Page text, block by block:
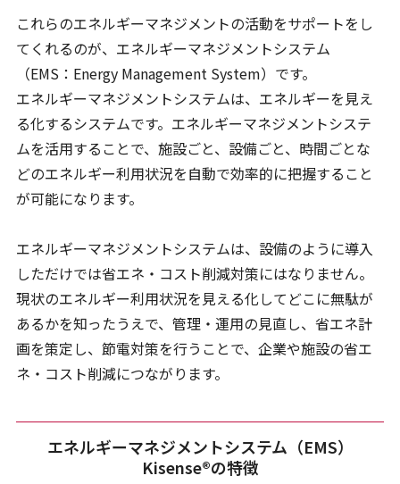
これらのエネルギーマネジメントの活動をサポートをし
てくれるのが、エネルギーマネジメントシステム
（EMS：Energy Management System）です。
エネルギーマネジメントシステムは、エネルギーを見え
る化するシステムです。エネルギーマネジメントシステ
ムを活用することで、施設ごと、設備ごと、時間ごとな
どのエネルギー利用状況を自動で効率的に把握すること
が可能になります。
エネルギーマネジメントシステムは、設備のように導入
しただけでは省エネ・コスト削減対策にはなりません。
現状のエネルギー利用状況を見える化してどこに無駄が
あるかを知ったうえで、管理・運用の見直し、省エネ計
画を策定し、節電対策を行うことで、企業や施設の省エ
ネ・コスト削減につながります。
エネルギーマネジメントシステム（EMS）
Kisense®の特徴